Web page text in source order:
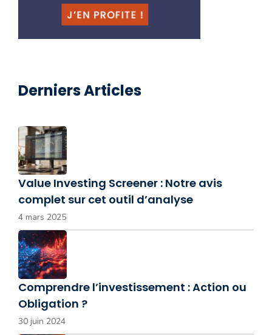
Derniers Articles
Value Investing Screener : Notre avis
complet sur cet outil d’analyse
4 mars 2025
Comprendre l’investissement : Action ou
Obligation ?
30 juin 2024